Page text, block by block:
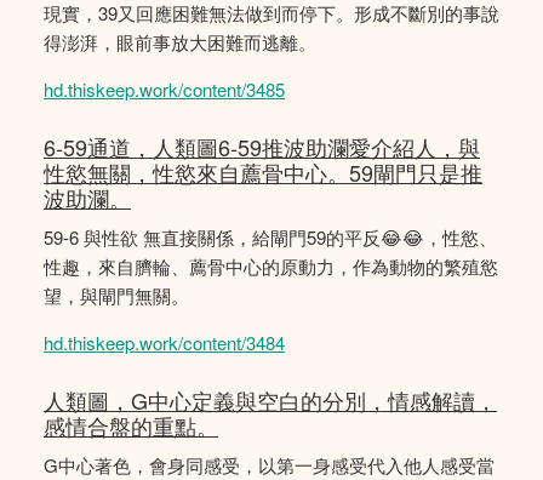
現實，39又回應困難無法做到而停下。形成不斷別的事說
得澎湃，眼前事放大困難而逃離。
hd.thiskeep.work/content/3485
6-59通道，人類圖6-59推波助瀾愛介紹人，與
性慾無關，性慾來自薦骨中心。59閘門只是推
波助瀾。
59-6 與性欲 無直接關係，給閘門59的平反😂😂，性慾、
性趣，來自臍輪、薦骨中心的原動力，作為動物的繁殖慾
望，與閘門無關。
hd.thiskeep.work/content/3484
人類圖，G中心定義與空白的分別，情感解讀，
感情合盤的重點。
G中心著色，會身同感受，以第一身感受代入他人感受當